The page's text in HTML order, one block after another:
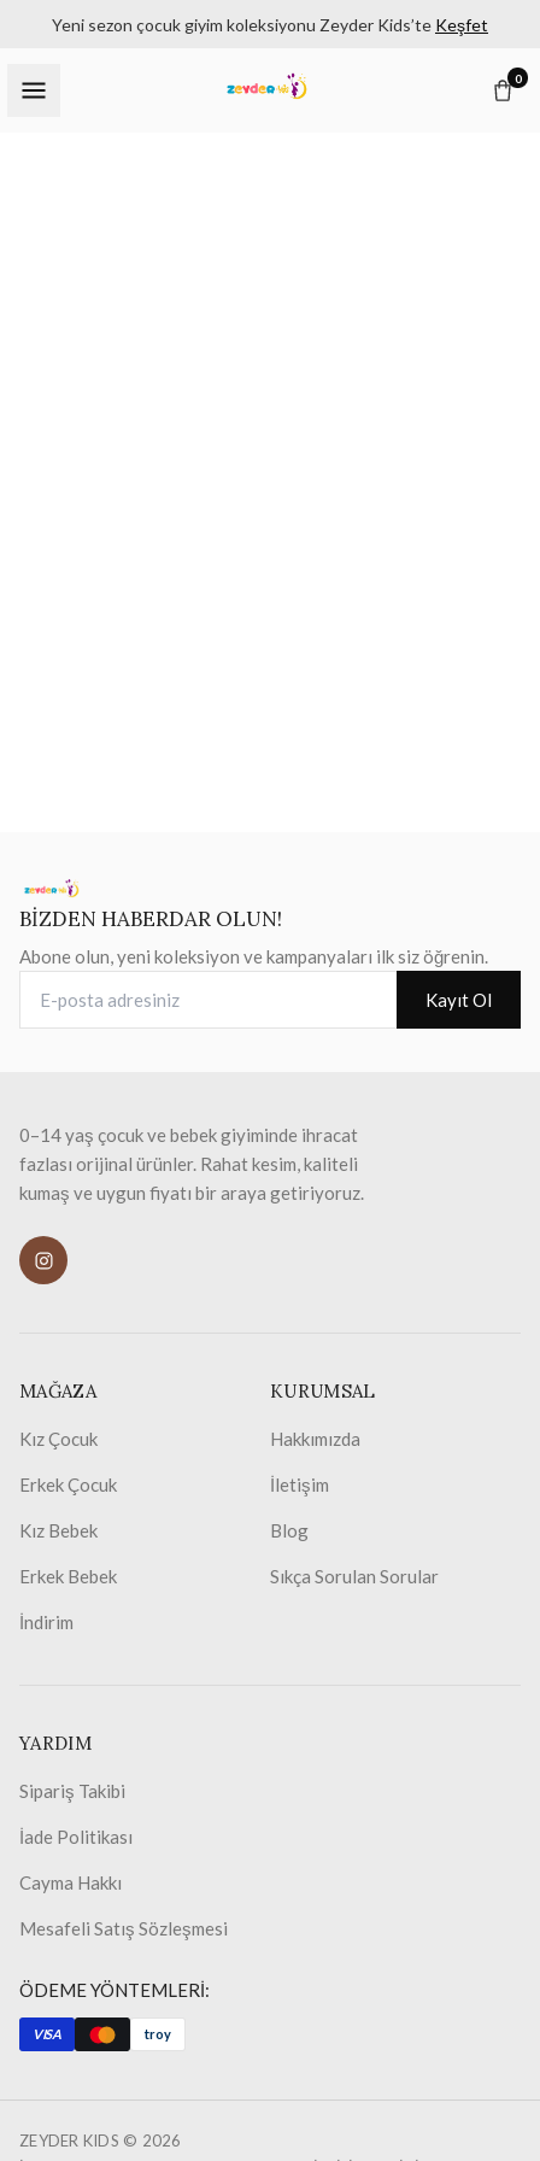
Yeni sezon çocuk giyim koleksiyonu Zeyder Kids’te Keşfet
0
BİZDEN HABERDAR OLUN!
Abone olun, yeni koleksiyon ve kampanyaları ilk siz öğrenin.
Kayıt Ol
0–14 yaş çocuk ve bebek giyiminde ihracat
fazlası orijinal ürünler. Rahat kesim, kaliteli
kumaş ve uygun fiyatı bir araya getiriyoruz.
MAĞAZA
Kız Çocuk
Erkek Çocuk
Kız Bebek
Erkek Bebek
İndirim
KURUMSAL
Hakkımızda
İletişim
Blog
Sıkça Sorulan Sorular
YARDIM
Sipariş Takibi
İade Politikası
Cayma Hakkı
Mesafeli Satış Sözleşmesi
ÖDEME YÖNTEMLERİ:
VISA troy
ZEYDER KIDS © 2026